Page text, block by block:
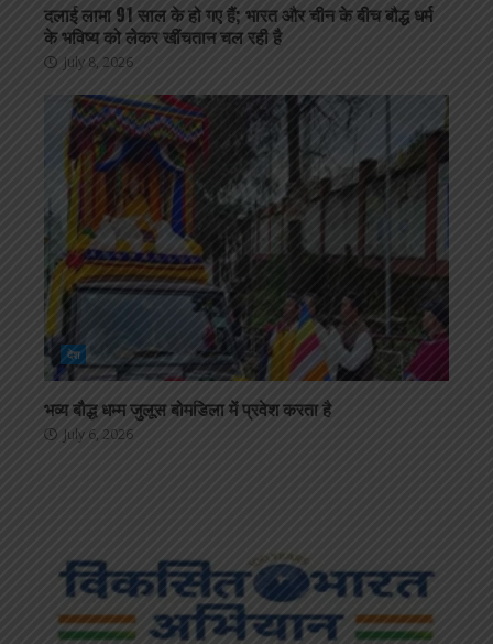
दलाई लामा 91 साल के हो गए हैं; भारत और चीन के बीच बौद्ध धर्म
के भविष्य को लेकर खींचतान चल रही है
July 8, 2026
देश
भव्य बौद्ध धम्म जुलूस बोमडिला में प्रवेश करता है
July 6, 2026